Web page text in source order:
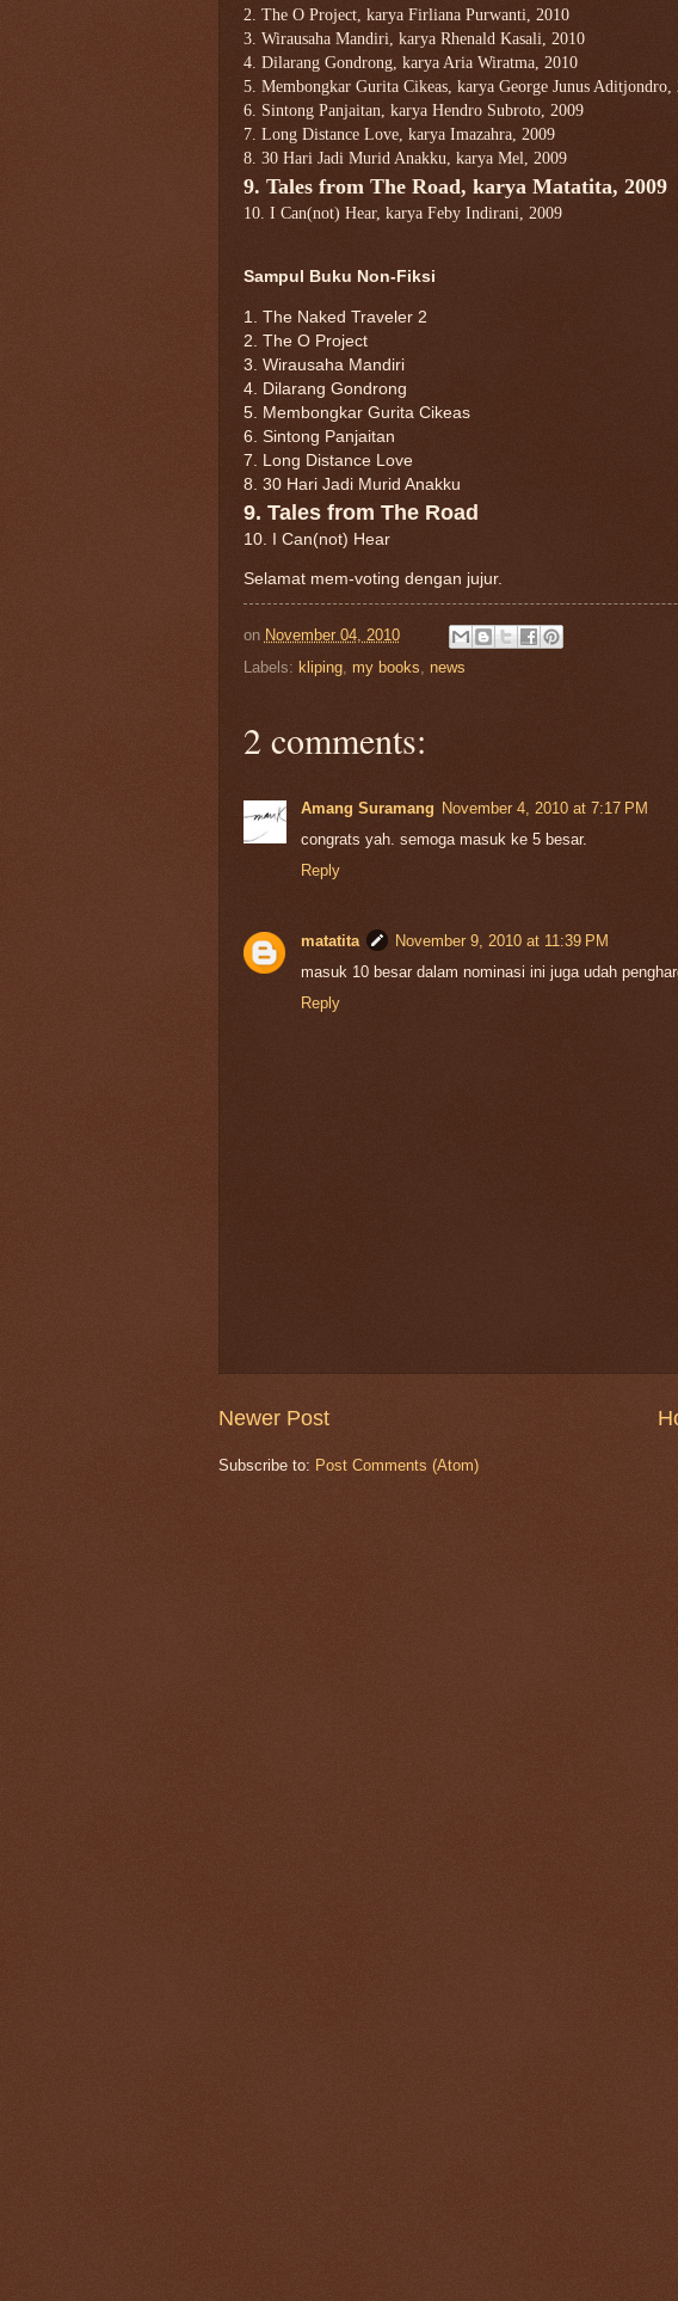
2. The O Project, karya Firliana Purwanti, 2010
3. Wirausaha Mandiri, karya Rhenald Kasali, 2010
4. Dilarang Gondrong, karya Aria Wiratma, 2010
5. Membongkar Gurita Cikeas, karya George Junus Aditjondro,
6. Sintong Panjaitan, karya Hendro Subroto, 2009
7. Long Distance Love, karya Imazahra, 2009
8. 30 Hari Jadi Murid Anakku, karya Mel, 2009
9. Tales from The Road, karya Matatita, 2009
10. I Can(not) Hear, karya Feby Indirani, 2009
Sampul Buku Non-Fiksi
1. The Naked Traveler 2
2. The O Project
3. Wirausaha Mandiri
4. Dilarang Gondrong
5. Membongkar Gurita Cikeas
6. Sintong Panjaitan
7. Long Distance Love
8. 30 Hari Jadi Murid Anakku
9. Tales from The Road
10. I Can(not) Hear
Selamat mem-voting dengan jujur.
on November 04, 2010
Labels: kliping, my books news
2 comments:
Amang Suramang November 4, 2010 at 7:17 PM
congrats yah. semoga masuk ke 5 besar.
Reply
matatita
November 9, 2010 at 11:39 PM
masuk 10 besar dalam nominasi ini juga udah
Reply
Newer Post
Subscribe to: Post Comments (Atom)